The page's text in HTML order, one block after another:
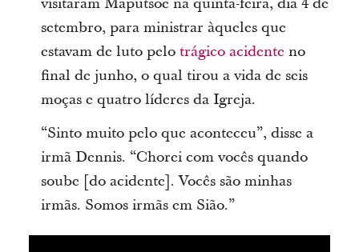
setembro, para ministrar àqueles que
estavam de luto pelo trágico acidente no
final de junho, o qual tirou a vida de seis
moças e quatro líderes da Igreja.
“Sinto muito pelo que aconteceu”, disse a
irmã Dennis. “Chorei com vocês quando
soube [do acidente]. Vocês são minhas
irmãs. Somos irmãs em Sião.”